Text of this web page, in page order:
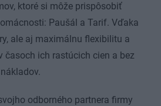
ktoré si môže prispôsobiť
Paušál a Tarif. Vďaka
ale aj maximálnu flexibilitu a
časoch ich rastúcich cien a bez
odborného partnera firmy